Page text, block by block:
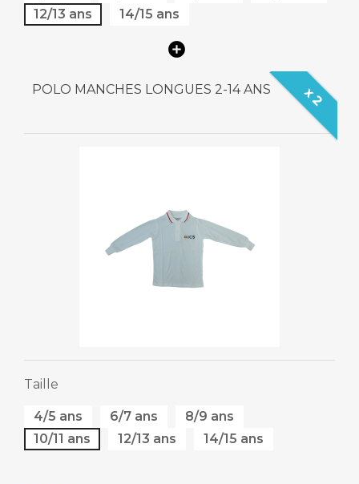
12/13 ans
14/15 ans
x 2
POLO MANCHES LONGUES 2-14 ANS
Taille
4/5 ans 6/7 ans
8/9 ans
10/11 ans
12/13 ans 14/15 ans